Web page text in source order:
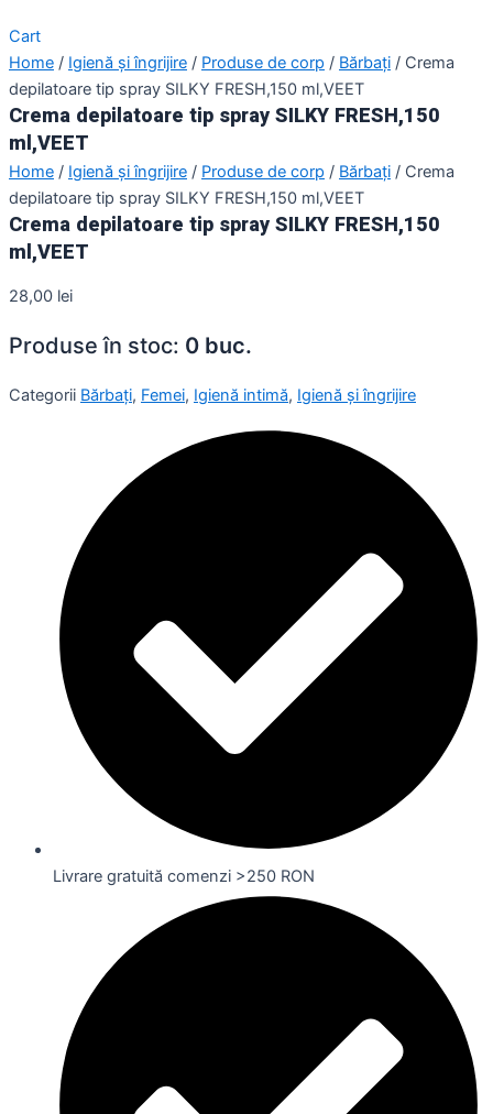
Cart
Home / Igienă și îngrijire / Produse de corp / Bărbați / Crema
depilatoare tip spray SILKY FRESH,150 ml,VEET
Crema depilatoare tip spray SILKY FRESH,150
ml,VEET
Home / Igienă și îngrijire / Produse de corp / Bărbați / Crema
depilatoare tip spray SILKY FRESH,150 ml,VEET
Crema depilatoare tip spray SILKY FRESH,150
ml,VEET
28,00 lei
Produse în stoc: 0 buc.
Categorii Bărbați, Femei, Igienă intimă, Igienă și îngrijire
Livrare gratuită comenzi >250 RON